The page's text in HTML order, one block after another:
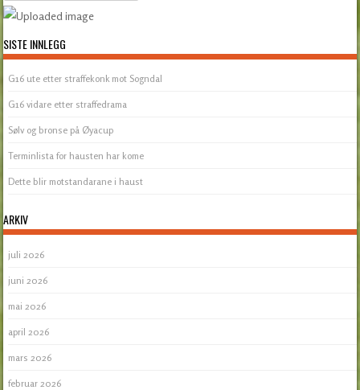
SISTE INNLEGG
G16 ute etter straffekonk mot Sogndal
G16 vidare etter straffedrama
Sølv og bronse på Øyacup
Terminlista for hausten har kome
Dette blir motstandarane i haust
ARKIV
juli 2026
juni 2026
mai 2026
april 2026
mars 2026
februar 2026